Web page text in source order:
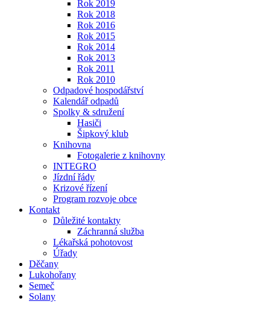
Rok 2019
Rok 2018
Rok 2016
Rok 2015
Rok 2014
Rok 2013
Rok 2011
Rok 2010
Odpadové hospodářství
Kalendář odpadů
Spolky & sdružení
Hasiči
Šipkový klub
Knihovna
Fotogalerie z knihovny
INTEGRO
Jízdní řády
Krizové řízení
Program rozvoje obce
Kontakt
Důležité kontakty
Záchranná služba
Lékařská pohotovost
Úřady
Děčany
Lukohořany
Semeč
Solany